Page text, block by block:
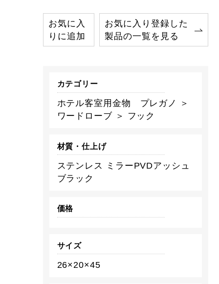
お気に入
りに追加
お気に入り登録した
製品の一覧を見る
カテゴリー
ホテル客室用金物 プレガノ ＞
ワードローブ ＞ フック
材質・仕上げ
ステンレス ミラーPVDアッシュ
ブラック
価格
サイズ
26×20×45